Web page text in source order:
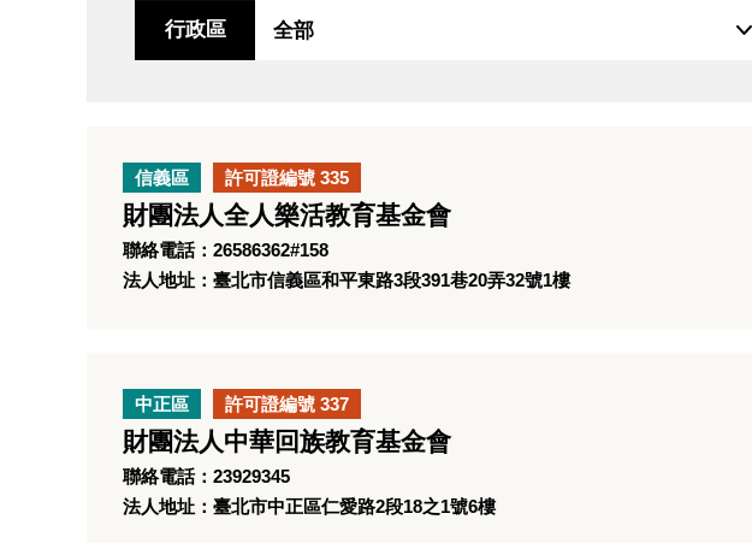
行政區
信義區 許可證編號 335
財團法人全人樂活教育基金會
聯絡電話：26586362#158
法人地址：臺北市信義區和平東路3段391巷20弄32號1樓
中正區 許可證編號 337
財團法人中華回族教育基金會
聯絡電話：23929345
法人地址：臺北市中正區仁愛路2段18之1號6樓